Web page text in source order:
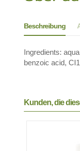
Beschreibung
Ingredients:
benzoic acid,
Kunden, die